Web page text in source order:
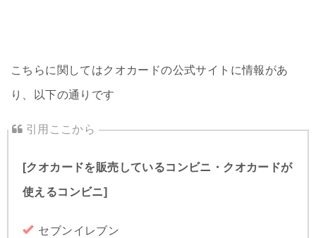
こちらに関してはクオカードの公式サイトに情報があ
り、以下の通りです
[クオカードを販売しているコンビニ・クオカードが
使えるコンビニ]
セブンイレブン